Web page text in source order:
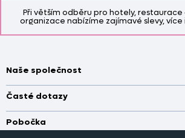
Při větším odběru pro hotely,
organizace nabízíme zajímavé slevy,
Naše společnost
Doprava a platba
Kontakt
O nás
Časté dotazy
Jak změřit okno pro nákup záclon?
Pobočka